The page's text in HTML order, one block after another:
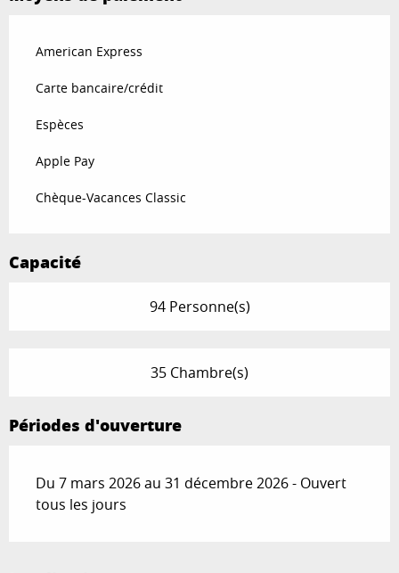
American Express
Carte bancaire/crédit
Espèces
Apple Pay
Chèque-Vacances Classic
Capacité
94 Personne(s)
35 Chambre(s)
Périodes d'ouverture
Du 7 mars 2026 au 31 décembre 2026 - Ouvert
tous les jours